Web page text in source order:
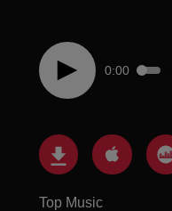
0:00
Top Music